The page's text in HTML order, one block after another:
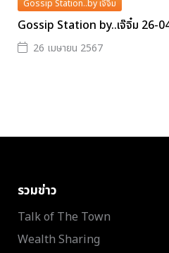
Gossip Station..by เจ๊จิ๋ม
Gossip Station by..เจ๊จิ๋ม 26-
26 เมษายน 2567
รวมข่าว
Talk of The Town
Wealth Sharing